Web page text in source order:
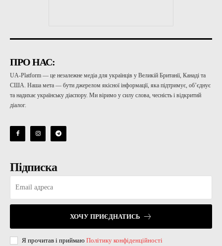
ПРО НАС:
UA-Platform — це незалежне медіа для українців у Великій Британії, Канаді та
США. Наша мета — бути джерелом якісної інформації, яка підтримує, об’єднує
та надихає українську діаспору. Ми віримо у силу слова, чесність і відкритий
діалог.
Підписка
ХОЧУ ПРИЄДНАТИСЬ
Я прочитав і приймаю Політику конфіденційності